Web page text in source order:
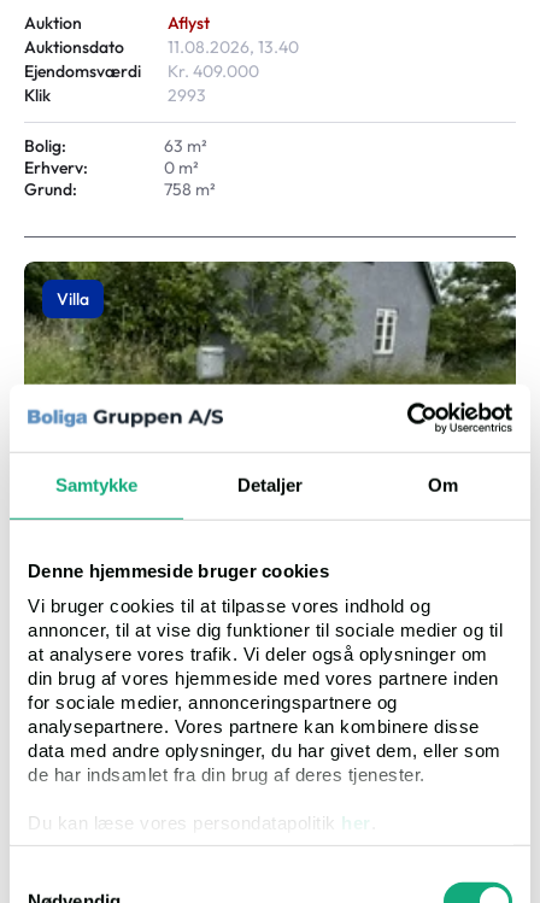
Samtykke Detaljer Om
Denne hjemmeside bruger cookies
Vi bruger cookies til at tilpasse vores indhold og
annoncer, til at vise dig funktioner til sociale medier og til
at analysere vores trafik. Vi deler også oplysninger om
din brug af vores hjemmeside med vores partnere inden
for sociale medier, annonceringspartnere og
analysepartnere. Vores partnere kan kombinere disse
data med andre oplysninger, du har givet dem, eller som
de har indsamlet fra din brug af deres tjenester.
Du kan læse vores persondatapolitik her
Auktion
Aflyst
Auktionsdato
11.08.2026, 13.40
Ejendomsværdi
Kr. 409.000
Klik
2993
Bolig:
63 m²
Erhverv:
0 m²
Grund:
758 m²
Villa
Gyden 3, 5900 Rudkøbing, 5900 Rudkøbing
Salgsopstilling
Auktion
1
Auktionsdato
12.08.2026, 9.00
Ejendomsværdi
Kr. 390.000
Klik
5454
Bolig:
159 m²
Erhverv:
0 m²
Grund:
552 m²
Villa